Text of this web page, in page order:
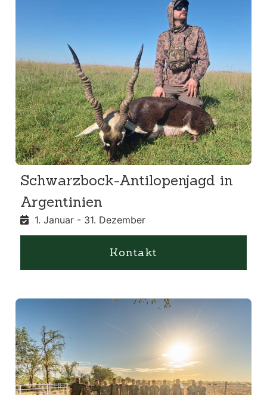
Schwarzbock-Antilopenjagd in
Argentinien
1. Januar - 31. Dezember
Kontakt